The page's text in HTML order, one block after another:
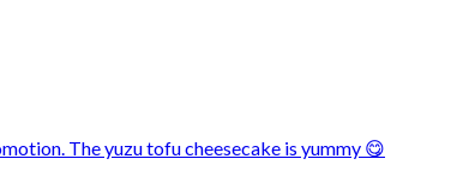
The yuzu tofu cheesecake is yummy 😋